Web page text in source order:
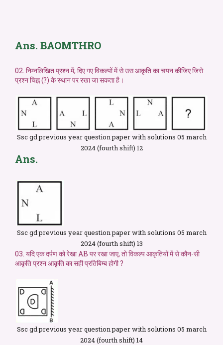
Ans. BAOMTHRO
02. निम्नलिखित प्रश्न में, दिए गए विकल्पों में से उस आकृति का चयन कीजिए जिसे
प्रश्न चिह्न (?) के स्थान पर रखा जा सकता है।
Ssc gd previous year question paper with solutions 05 march
2024 (fourth shift) 12
Ans.
Ssc gd previous year question paper with solutions 05 march
2024 (fourth shift) 13
03. यदि एक दर्पण को रेखा AB पर रखा जाए, तो विकल्प आकृतियों में से कौन-सी
आकृति प्रश्न आकृति का सही प्रतिबिम्ब होगी ?
Ssc gd previous year question paper with solutions 05 march
2024 (fourth shift) 14